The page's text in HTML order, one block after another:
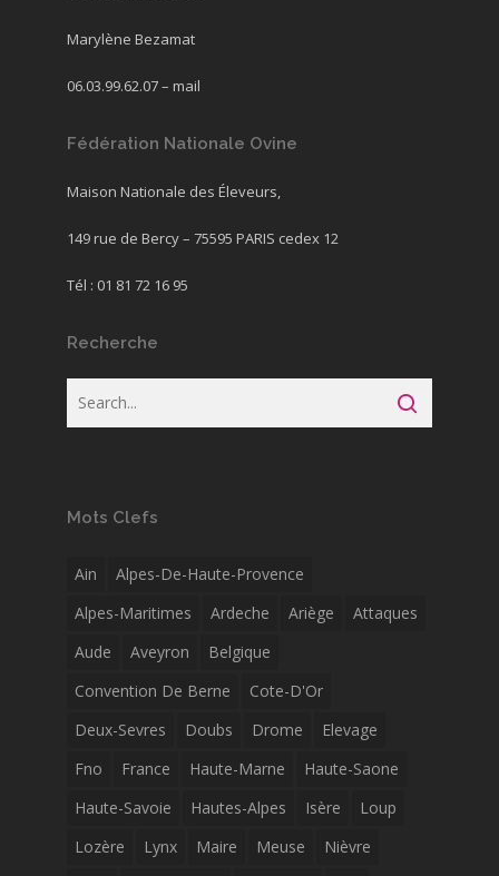
Marylène Bezamat
06.03.99.62.07 – mail
Fédération Nationale Ovine
Maison Nationale des Éleveurs,
149 rue de Bercy – 75595 PARIS cedex 12
Tél : 01 81 72 16 95
Recherche
Mots Clefs
Ain
Alpes-De-Haute-Provence
Alpes-Maritimes
Ardeche Ariège
Attaques
Aude
Aveyron
Belgique
Convention De Berne
Cote-D'Or
Deux-Sevres
Doubs Drome
Elevage
Fno
France Haute-Marne
Haute-Saone
Haute-Savoie
Hautes-Alpes Isère
Loup
Lozère
Lynx Maire Meuse
Nièvre